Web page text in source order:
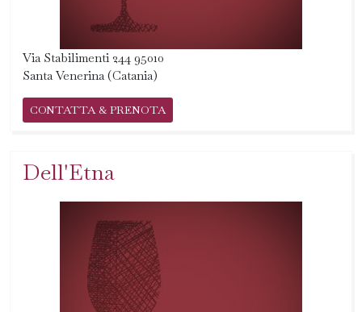
Via Stabilimenti 244 95010
Santa Venerina (Catania)
CONTATTA & PRENOTA
Dell'Etna